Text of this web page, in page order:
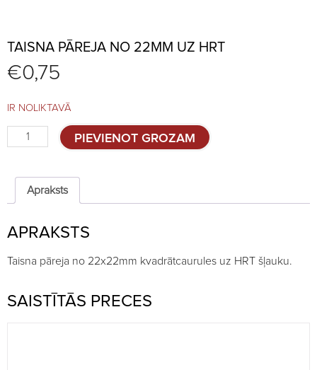
TAISNA PĀREJA NO 22MM UZ HRT
€0,75
IR NOLIKTAVĀ
Taisna
pāreja
22mm
HRT
PIEVIENOT GROZAM
Apraksts
APRAKSTS
Taisna pāreja no 22x22mm kvadrātcaurules uz HRT šļauku.
SAISTĪTĀS PRECES